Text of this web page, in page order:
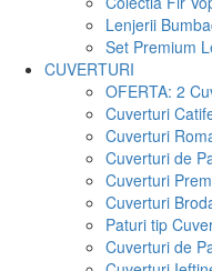
Lenjerii
Set Premium
CUVERTURI
OFERTA: 2
Cuverturi
Cuverturi
Cuverturi de
Cuverturi
Cuverturi
Paturi tip
Cuverturi de